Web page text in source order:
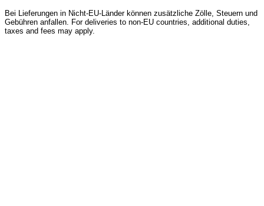
Bei Lieferungen in Nicht-EU-Länder können zusätzliche Zölle, Steuern und
Gebühren anfallen. For deliveries to non-EU countries, additional duties,
taxes and fees may apply.